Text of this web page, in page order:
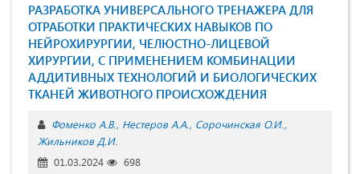
РАЗРАБОТКА УНИВЕРСАЛЬНОГО ТРЕНАЖЕРА ДЛЯ
ОТРАБОТКИ ПРАКТИЧЕСКИХ НАВЫКОВ ПО
НЕЙРОХИРУРГИИ, ЧЕЛЮСТНО-ЛИЦЕВОЙ
ХИРУРГИИ, С ПРИМЕНЕНИЕМ КОМБИНАЦИИ
АДДИТИВНЫХ ТЕХНОЛОГИЙ И БИОЛОГИЧЕСКИХ
ТКАНЕЙ ЖИВОТНОГО ПРОИСХОЖДЕНИЯ
Фоменко А.В. Нестеров А.А. Сорочинская О.И.
Жильников Д.И.
01.03.2024
698